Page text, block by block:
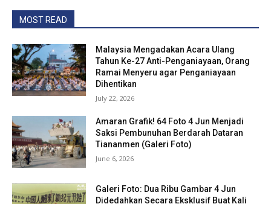
MOST READ
Malaysia Mengadakan Acara Ulang
Tahun Ke-27 Anti-Penganiayaan, Orang
Ramai Menyeru agar Penganiayaan
Dihentikan
July 22, 2026
Amaran Grafik! 64 Foto 4 Jun Menjadi
Saksi Pembunuhan Berdarah Dataran
Tiananmen (Galeri Foto)
June 6, 2026
Galeri Foto: Dua Ribu Gambar 4 Jun
Didedahkan Secara Eksklusif Buat Kali